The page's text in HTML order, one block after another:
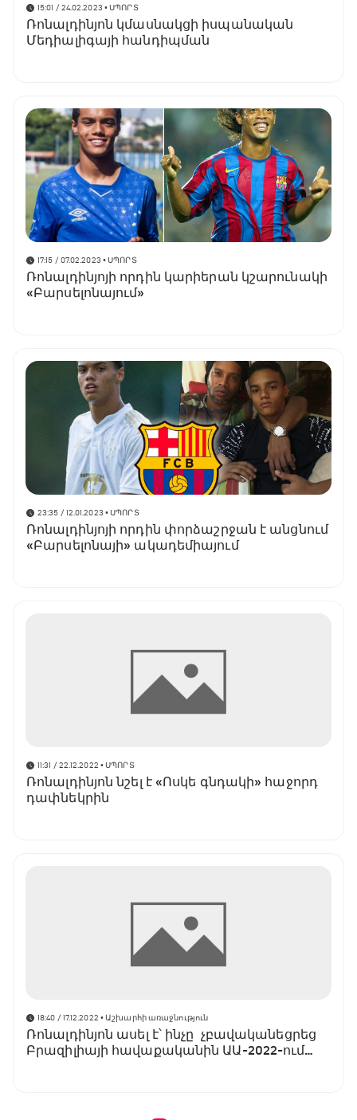
15:01 / 24.02.2023 • ՍՊՈՐՏ
Ռոնալդինյոն կմասնակցի իսպանական
Մեդիալիգայի հանդիպման
17:15 / 07.02.2023 • ՍՊՈՐՏ
Ռոնալդինյոյի որդին կարիերան կշարունակի
«Բարսելոնայում»
23:35 / 12.01.2023 • ՍՊՈՐՏ
Ռոնալդինյոյի որդին փորձաշրջան է անցնում
«Բարսելոնայի» ակադեմիայում
11:31 / 22.12.2022 • ՍՊՈՐՏ
Ռոնալդինյոն նշել է «Ոսկե գնդակի» հաջորդ
դափնեկրին
18:40 / 17.12.2022 • Աշխարհի առաջնություն
Ռոնալդինյոն ասել է՝ ինչը չբավականեցրեց
Բրազիլիայի հավաքականին ԱԱ-2022-ում